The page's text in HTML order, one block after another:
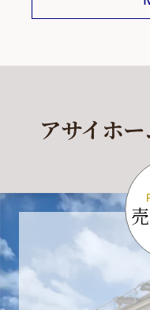
下記期間をゴール
休業期間中に頂き
2026年5月7日(木)
ご不便をおかけい
よろしくお願いいた
2026-04-17
【臨時休業のお知
アサイホ